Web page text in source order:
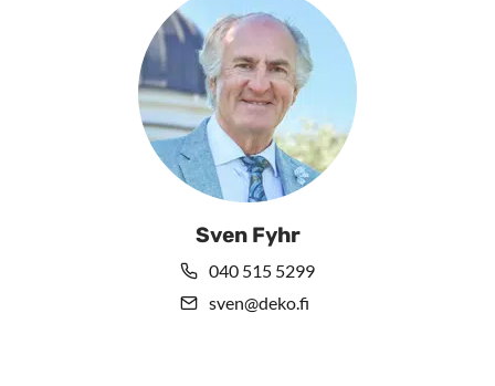
Sven Fyhr
040 515 5299
sven@deko.fi